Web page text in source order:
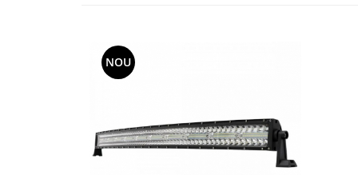
MotoCoase & Masina de tuns iarba
NOU